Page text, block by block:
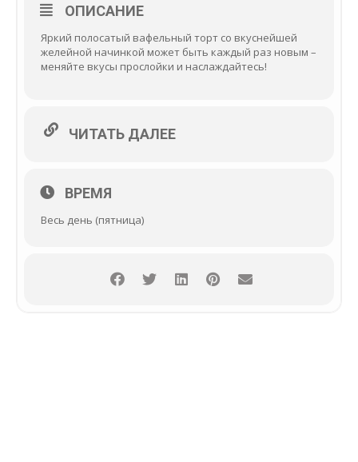
ОПИСАНИЕ
Яркий полосатый вафельный торт со вкуснейшей
желейной начинкой может быть каждый раз новым –
меняйте вкусы прослойки и наслаждайтесь!
ЧИТАТЬ ДАЛЕЕ
ВРЕМЯ
Весь день (пятница)